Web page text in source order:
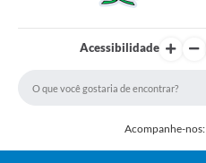
Acessibilidade
Acompanhe-nos: